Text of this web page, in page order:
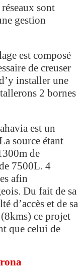
sont
gestion
est composé
de creuser
installer une
2 bornes
est un
source étant
de
7500L. 4
afin
Du fait de sa
d’accès et de sa
ce projet
que celui de